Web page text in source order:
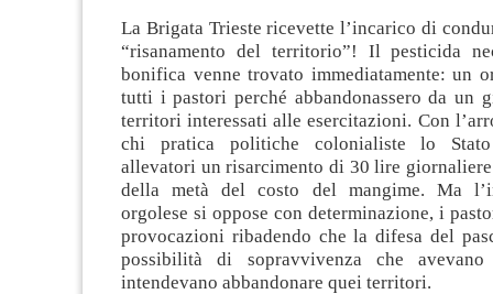
La Brigata Trieste ricevette l’incarico di
“risanamento del territorio”! Il pesticida
bonifica venne trovato immediatamente: un
tutti i pastori perché abbandonassero da un
territori interessati alle esercitazioni. Con
chi pratica politiche colonialiste lo
allevatori un risarcimento di 30 lire giornaliere
della metà del costo del mangime. Ma
orgolese si oppose con determinazione, i
provocazioni ribadendo che la difesa del
possibilità di sopravvivenza che
intendevano abbandonare quei territori.